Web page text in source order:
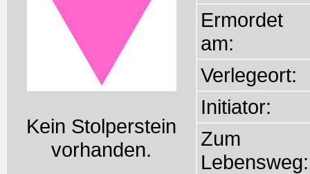
Kein Stolperstein
vorhanden.
Ermordet
am:
Verlegeort:
Initiator:
Zum
Lebensweg: